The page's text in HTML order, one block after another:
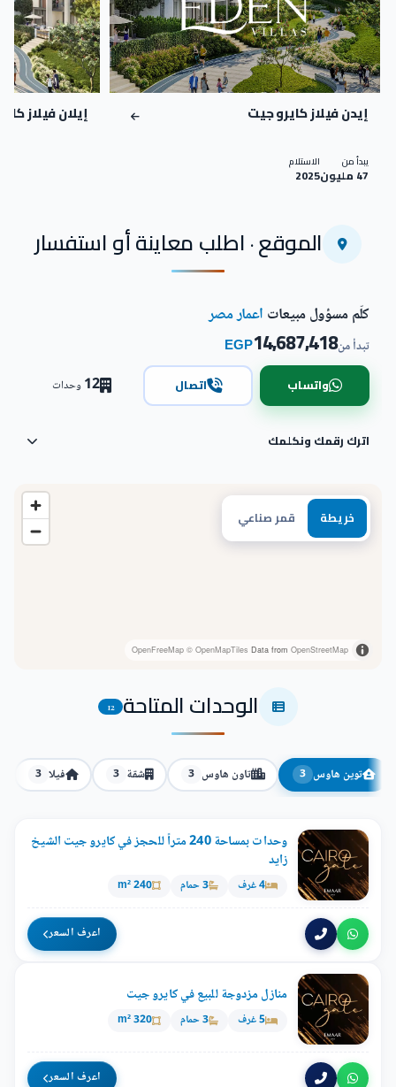
إيدن فيلاز كايرو جيت
يبدأ من
47 مليون
الاستلام
2025
إيلان فيلاز كايرو جيت
الموقع · اطلب معاينة أو استفسار
خريطة قمر صناعي
OpenFreeMap © OpenMapTiles Data from OpenStreetMap
كلّم مسؤول مبيعات اعمار مصر
تبدأ من14,687,418
EGP
واتساب اتصال 12وحدات
اترك رقمك ونكلمك
الوحدات المتاحة 12
توين هاوس 3 تاون هاوس 3 شقة 3 فيلا 3
وحدات بمساحة 240 متراً للحجز في كايرو جيت الشيخ
زايد
4 غرف 3 حمام 240 m²
اعرف السعر
منازل مزدوجة للبيع في كايرو جيت
5 غرف 3 حمام 320 m²
اعرف السعر